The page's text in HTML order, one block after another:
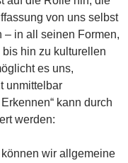
von uns selbst
– in all seinen Formen,
hin zu kulturellen
es uns,
unmittelbar
kann durch
werden:
wir allgemeine